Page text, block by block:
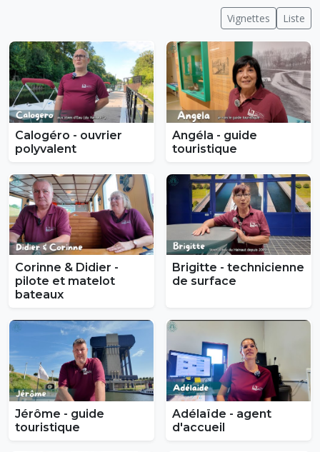
Vignettes Liste
Calogéro - ouvrier
polyvalent
Angéla - guide
touristique
Corinne & Didier -
pilote et matelot
bateaux
Brigitte - technicienne
de surface
Jérôme - guide
touristique
Adélaïde - agent
d'accueil